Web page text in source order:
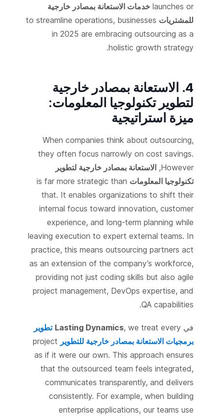
launches or خدمات الاستعانة بمصادر خارجية
للمشتريات to streamline operations, businesses
in 2025 are embracing outsourcing as a
holistic growth strategy.
4. الاستعانة بمصادر خارجية
لتطوير تكنولوجيا المعلومات:
ميزة استراتيجية
When companies think about outsourcing,
they often focus narrowly on cost savings.
However, الاستعانة بمصادر خارجية لتطوير
تكنولوجيا المعلومات is far more strategic than
that. It enables organizations to shift their
internal focus toward innovation, customer
experience, and long-term planning while
leaving execution to expert external teams. In
practice, this means outsourcing partners act
as an extension of the company’s workforce,
providing not just coding skills but also agile
project management, DevOps expertise, and
QA capabilities.
في Lasting Dynamics, we treat every
تطوير
برمجيات الاستعانة بمصادر خارجية للتطوير project
as if it were our own. This approach ensures
that the outsourced team feels integrated,
communicates transparently, and delivers
consistently. For example, when building
enterprise applications, our teams use